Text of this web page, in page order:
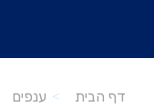
דף הבית ענפים